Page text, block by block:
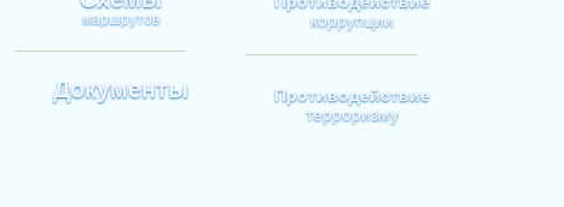
маршрутов
Документы
коррупции
Противодействие
терроризму